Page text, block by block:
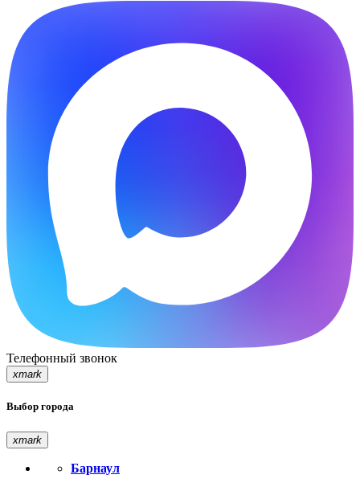
Телефонный звонок
xmark
Выбор города
xmark
Барнаул